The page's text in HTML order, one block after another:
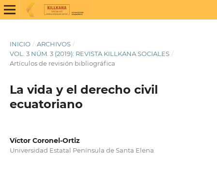
INICIO / ARCHIVOS /
VOL. 3 NÚM. 3 (2019): REVISTA KILLKANA SOCIALES /
Artículos de revisión bibliográfica
La vida y el derecho civil
ecuatoriano
Víctor Coronel-Ortiz
Universidad Estatal Península de Santa Elena